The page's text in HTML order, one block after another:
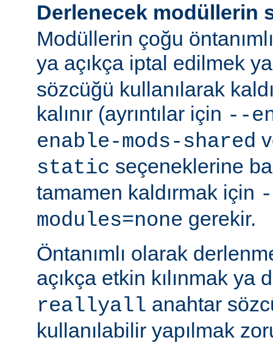
Derlenecek modüllerin
Modüllerin çoğu
ya açıkça iptal edilmek
sözcüğü kullanılarak
kalınır (ayrıntılar için --
enable-mods-shared
static seçeneklerine
tamamen kaldırmak için
modules=none gerekir.
Öntanımlı olarak
açıkça etkin kılınmak ya
reallyall anahtar
kullanılabilir yapılmak